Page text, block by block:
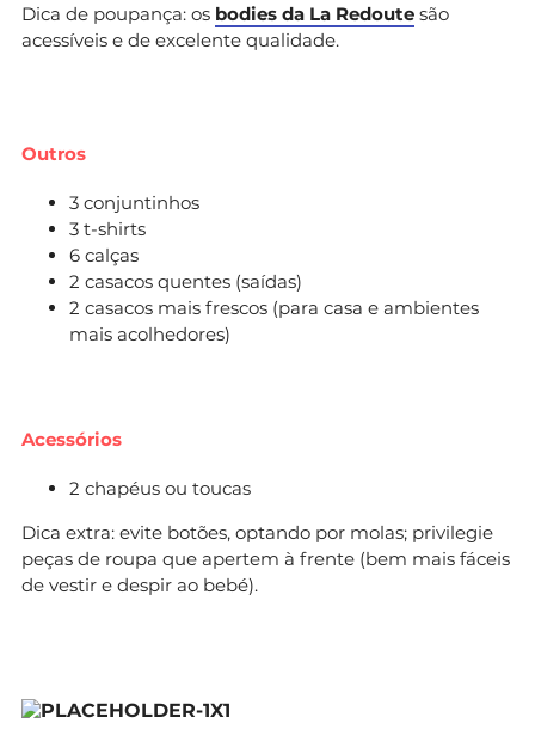
Dica de poupança: os bodies da La Redoute são
acessíveis e de excelente qualidade.
Outros
3 conjuntinhos
3 t-shirts
6 calças
2 casacos quentes (saídas)
2 casacos mais frescos (para casa e ambientes
mais acolhedores)
Acessórios
2 chapéus ou toucas
Dica extra: evite botões, optando por molas; privilegie
peças de roupa que apertem à frente (bem mais fáceis
de vestir e despir ao bebé).